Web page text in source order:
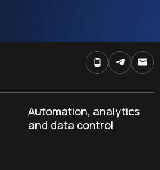
Automation, analytics
and data control